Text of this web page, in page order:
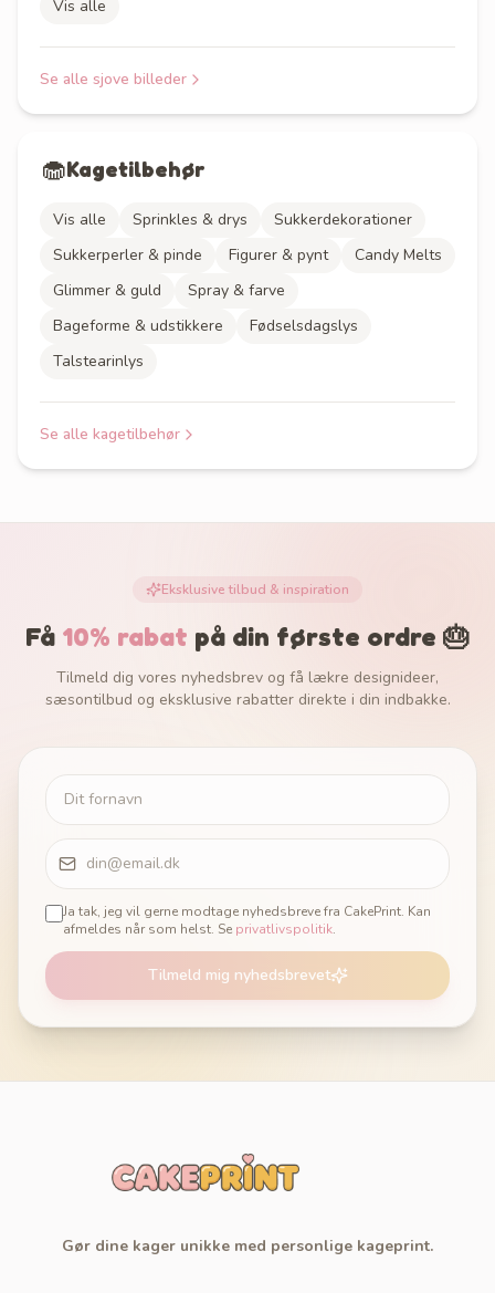
Vis alle
Se alle sjove billeder
🧁Kagetilbehør
Vis alle Sprinkles & drys
Sukkerdekorationer
Sukkerperler & pinde
Figurer & pynt
Candy Melts
Glimmer & guld
Spray & farve
Bageforme & udstikkere
Fødselsdagslys
Talstearinlys
Se alle kagetilbehør
Eksklusive tilbud & inspiration
Få 10% rabat på din første ordre 🎂
Tilmeld dig vores nyhedsbrev og få lækre designideer,
sæsontilbud og eksklusive rabatter direkte i din indbakke.
Ja tak, jeg vil gerne modtage nyhedsbreve fra CakePrint. Kan
afmeldes når som helst. Se privatlivspolitik.
Tilmeld mig nyhedsbrevet
Gør dine kager unikke med personlige kageprint.